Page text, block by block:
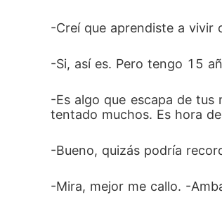
-Creí que aprendiste a vivir
-Si, así es. Pero tengo 15
-Es algo que escapa de
tentado muchos. Es hora
-Bueno, quizás podría
-Mira, mejor me callo. -